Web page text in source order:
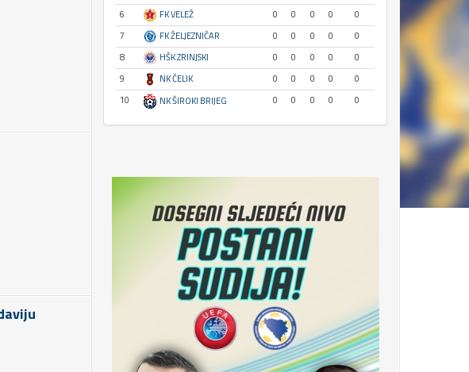
6
FK VELEŽ 0 0 0 0
0
7
FK ŽELJEZNIČAR 0 0 0 0
0
8
HŠK ZRINJSKI 0 0 0 0
0
9
NK ČELIK 0 0 0 0
0
10
NK ŠIROKI BRIJEG 0 0 0 0 0